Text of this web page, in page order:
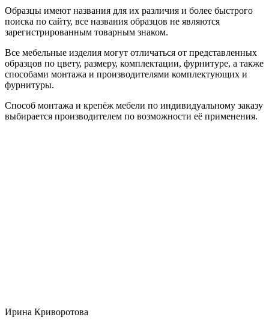
Образцы имеют названия для их различия и более быстрого
поиска по сайту, все названия образцов не являются
зарегистрированным товарным знаком.
Все мебельные изделия могут отличаться от представленных
образцов по цвету, размеру, комплектации, фурнитуре, а также
способами монтажа и производителями комплектующих и
фурнитуры.
Способ монтажа и крепёж мебели по индивидуальному заказу
выбирается производителем по возможности её применения.
Ирина Криворотова